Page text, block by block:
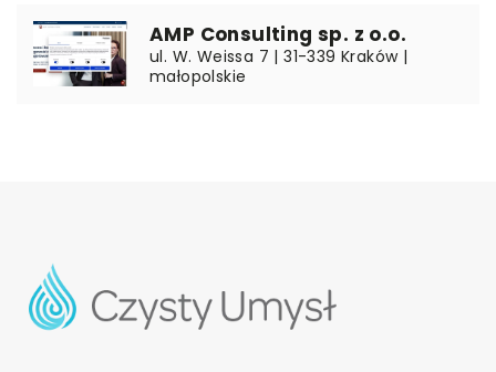
AMP Consulting sp. z o.o.
ul. W. Weissa 7 | 31-339 Kraków |
małopolskie